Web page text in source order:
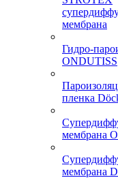
мембрана
Гидро-
ONDUTISS
пленка
мембрана
мембрана